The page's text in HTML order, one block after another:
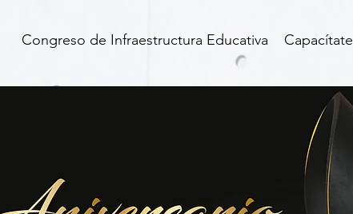
Congreso de Infraestructura Educativa Capacítate